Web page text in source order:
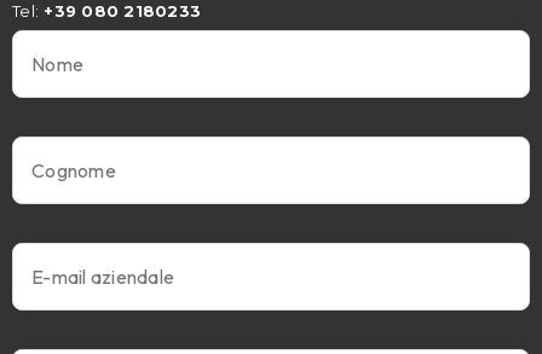
Tel: +39 080 2180233